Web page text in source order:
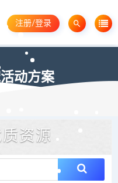
注册/登录
动方案
资源